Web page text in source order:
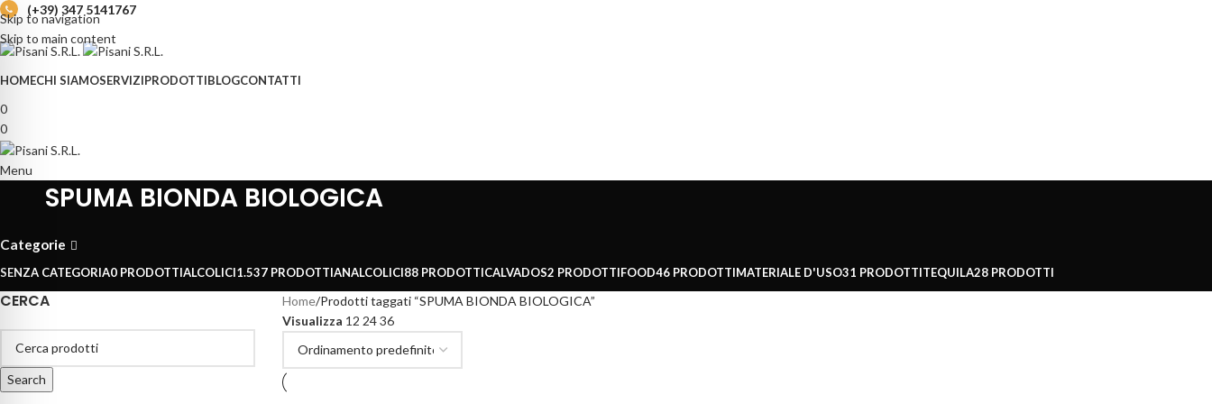
Skip to navigation
Skip to main content
(+39) 347 5141767
HOMECHI SIAMOSERVIZIPRODOTTIBLOGCONTATTI
0
0
Menu
SPUMA BIONDA BIOLOGICA
Categorie
SENZA CATEGORIA0 PRODOTTIALCOLICI1.537 PRODOTTIANALCOLICI88 PRODOTTICALVADOS2 PRODOTTIFOOD46 PRODOTTIMATERIALE D'USO31 PRODOTTITEQUILA28 PRODOTTI
CERCA
Search
Home Prodotti taggati “SPUMA BIONDA BIOLOGICA”
Visualizza 12 2436